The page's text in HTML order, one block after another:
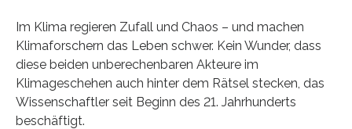
Im Klima regieren Zufall und Chaos – und machen
Klimaforschern das Leben schwer. Kein Wunder, dass
diese beiden unberechenbaren Akteure im
Klimageschehen auch hinter dem Rätsel stecken, das
Wissenschaftler seit Beginn des 21. Jahrhunderts
beschäftigt.